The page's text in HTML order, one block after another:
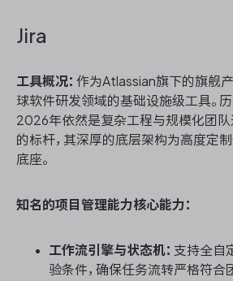
Jira
工具概况： 作为Atlassian旗下的旗舰
球软件研发领域的基础设施级工具。
2026年依然是复杂工程与规模化团
的标杆，其深厚的底层架构为高度定
底座。
知名的项目管理能力核心能力：
工作流引擎与状态机： 支持全自
验条件，确保任务流转严格符合